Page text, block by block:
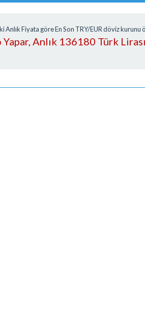
Anlık Fiyata göre En Son TRY/EUR döviz kurunu
Anlık 136180 Türk